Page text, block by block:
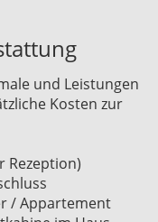
und Leistungen
Kosten zur
Rezeption)
/ Appartement